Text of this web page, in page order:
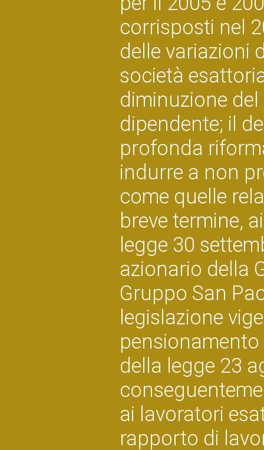
corrisposti nel
delle variazioni
società
diminuzione
dipendente; il
profonda
indurre a non
come quelle
breve termine,
legge 30
azionario della
Gruppo San
legislazione
della legge 23
ai lavoratori
rapporto di